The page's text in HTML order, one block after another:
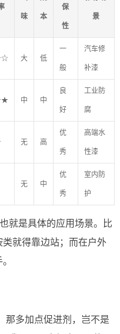
味 本
保
性
景
大 低
一
般
汽车修
补漆
中 中
良
好
工业防
腐
无 高
优
秀
高端水
性漆
无 中
优
秀
室内防
护
就是具体的应用场景。比
就得靠边站；而在户外
那多加点促进剂，岂不是